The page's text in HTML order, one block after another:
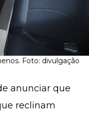
Foto: divulgação
anunciar que
reclinam